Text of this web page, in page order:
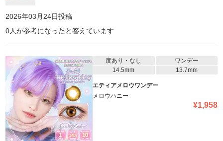
2026年03月24日投稿
0人が参考になったと答えています
度あり・なし
ワンデー
14.5mm
13.7mm
エティアメロウワンデー
メロウハニー
¥1,958